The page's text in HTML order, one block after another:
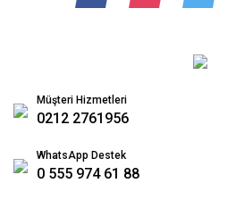
Müşteri Hizmetleri
0212 2761956
WhatsApp Destek
0 555 974 61 88